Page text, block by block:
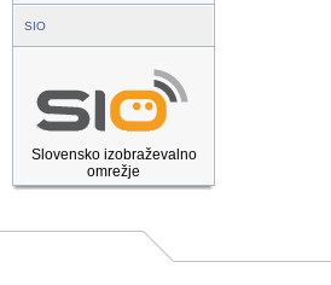
SIO
Slovensko izobraževalno
omrežje